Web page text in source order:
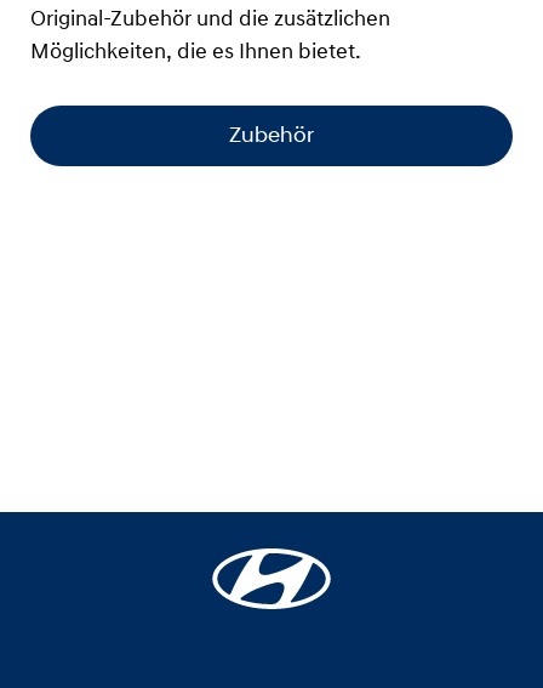
Original-Zubehör und die zusätzlichen
Möglichkeiten, die es Ihnen bietet.
Zubehör